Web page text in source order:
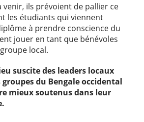
venir, ils prévoient de pallier ce
les étudiants qui viennent
à prendre conscience du
jouer en tant que bénévoles
local.
suscite des leaders locaux
du Bengale occidental
mieux soutenus dans leur